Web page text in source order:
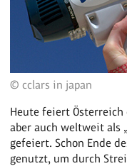
© cclars in japan
Heute feiert
aber auch weltweit als
gefeiert. Schon Ende
genutzt, um durch